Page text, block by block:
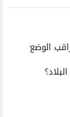
الوضع